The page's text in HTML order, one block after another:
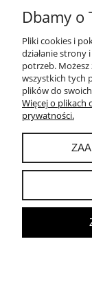
Dbamy o
Pliki cookies i
działanie strony
potrzeb.
wszystkich tych
plików do
Więcej o plikach
prywatności.